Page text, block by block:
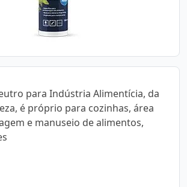
para Indústria Alimentícia, da
é próprio para cozinhas, área
e manuseio de alimentos,